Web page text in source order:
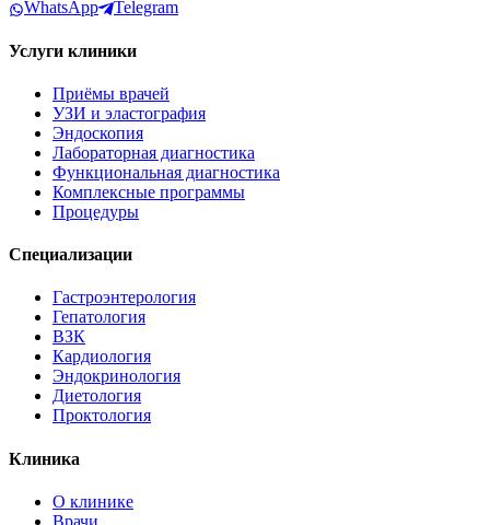
WhatsApp Telegram
Услуги клиники
Приёмы врачей
УЗИ и эластография
Эндоскопия
Лабораторная диагностика
Функциональная диагностика
Комплексные программы
Процедуры
Специализации
Гастроэнтерология
Гепатология
ВЗК
Кардиология
Эндокринология
Диетология
Проктология
Клиника
О клинике
Врачи